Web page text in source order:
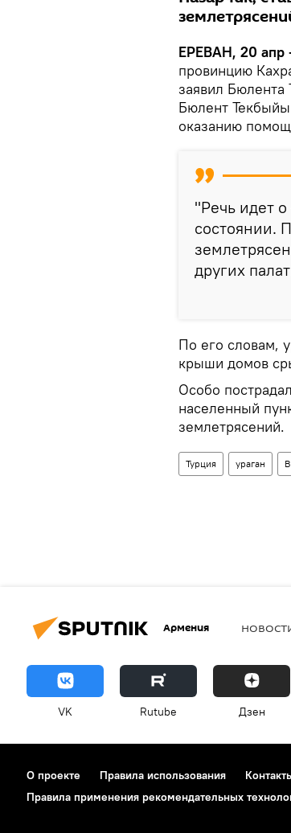
ЕРЕВАН, 20 апр
провинцию
заявил Бюлента
Бюлент
оказанию
"Речь идет
состоянии.
других
По его словам,
крыши домов
Особо
населенный
землетрясений.
Турция ураган
Армения
VK Rutube Дзен
О проекте Правила использования
Правила применения рекомендательных